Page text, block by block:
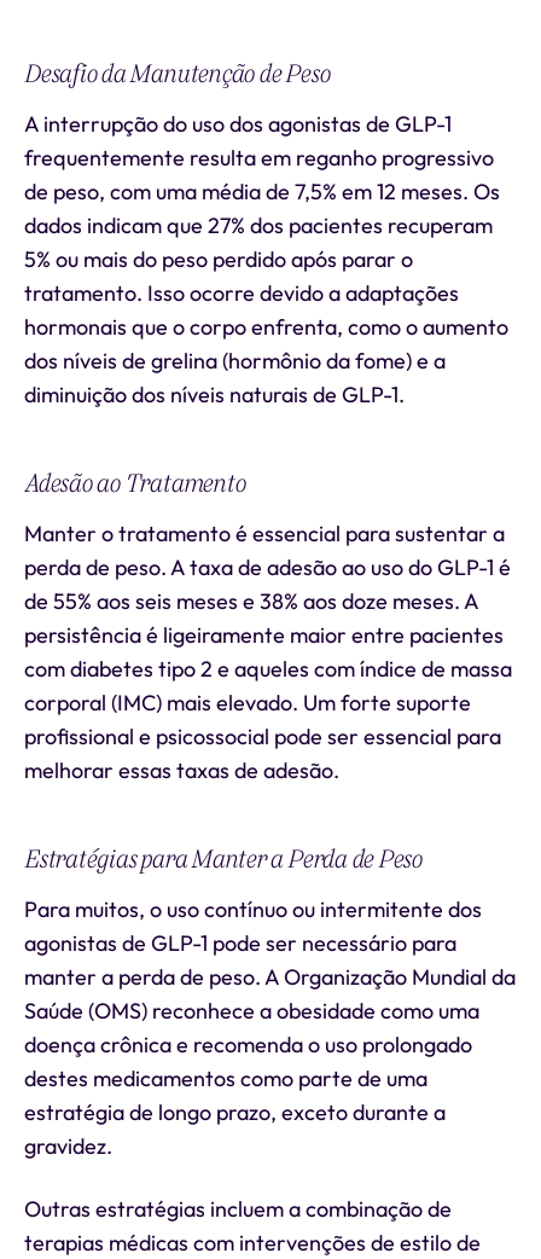
Desafio da Manutenção de Peso
A interrupção do uso dos agonistas de GLP-1
frequentemente resulta em reganho progressivo
de peso, com uma média de 7,5% em 12 meses. Os
dados indicam que 27% dos pacientes recuperam
5% ou mais do peso perdido após parar o
tratamento. Isso ocorre devido a adaptações
hormonais que o corpo enfrenta, como o aumento
dos níveis de grelina (hormônio da fome) e a
diminuição dos níveis naturais de GLP-1.
Adesão ao Tratamento
Manter o tratamento é essencial para sustentar a
perda de peso. A taxa de adesão ao uso do GLP-1 é
de 55% aos seis meses e 38% aos doze meses. A
persistência é ligeiramente maior entre pacientes
com diabetes tipo 2 e aqueles com índice de massa
corporal (IMC) mais elevado. Um forte suporte
profissional e psicossocial pode ser essencial para
melhorar essas taxas de adesão.
Estratégias para Manter a Perda de Peso
Para muitos, o uso contínuo ou intermitente dos
agonistas de GLP-1 pode ser necessário para
manter a perda de peso. A Organização Mundial da
Saúde (OMS) reconhece a obesidade como uma
doença crônica e recomenda o uso prolongado
destes medicamentos como parte de uma
estratégia de longo prazo, exceto durante a
gravidez.
Outras estratégias incluem a combinação de
terapias médicas com intervenções de estilo de